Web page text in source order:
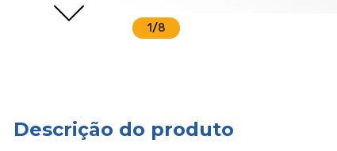
1/8
Descrição do produto